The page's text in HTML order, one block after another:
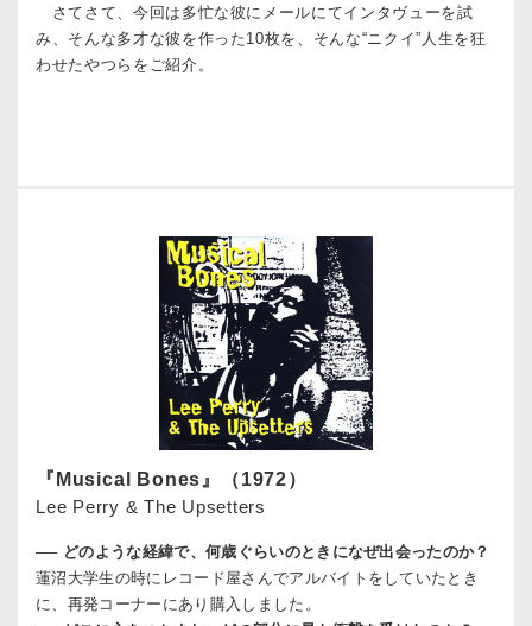
さてさて、今回は多忙な彼にメールにてインタヴューを試
み、そんな多才な彼を作った10枚を、そんな“ニクイ”人生を狂
わせたやつらをご紹介。
『Musical Bones』（1972）
Lee Perry & The Upsetters
── どのような経緯で、何歳ぐらいのときになぜ出会ったのか？
蓮沼 大学生の時にレコード屋さんでアルバイトをしていたとき
に、再発コーナーにあり購入しました。